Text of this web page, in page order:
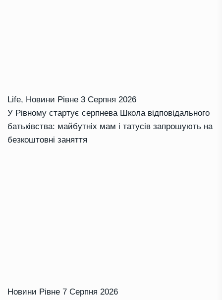
Life, Новини Рівне 3 Серпня 2026
У Рівному стартує серпнева Школа відповідального
батьківства: майбутніх мам і татусів запрошують на
безкоштовні заняття
Новини Рівне 7 Серпня 2026